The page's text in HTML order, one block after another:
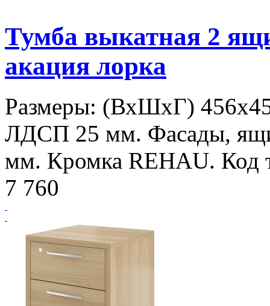
Тумба выкатная 2
акация лорка
Размеры: (ВхШхГ)
ЛДСП 25 мм. Фасады,
мм. Кромка REHAU. Код
7 760